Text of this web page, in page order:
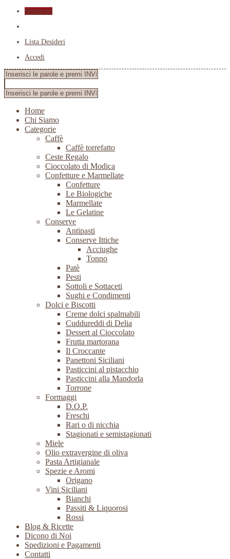
Registrati
Lista Desideri
Accedi
Home
Chi Siamo
Categorie
Caffè
Caffè torrefatto
Ceste Regalo
Cioccolato di Modica
Confetture e Marmellate
Confetture
Le Biologiche
Marmellate
Le Gelatine
Conserve
Antipasti
Conserve Ittiche
Acciughe
Tonno
Patè
Pesti
Sottoli e Sottaceti
Sughi e Condimenti
Dolci e Biscotti
Creme dolci spalmabili
Cuddureddi di Delia
Dessert al Cioccolato
Frutta martorana
Il Croccante
Panettoni Siciliani
Pasticcini al pistacchio
Pasticcini alla Mandorla
Torrone
Formaggi
D.O.P.
Freschi
Rari o di nicchia
Stagionati e semistagionati
Miele
Olio extravergine di oliva
Pasta Artigianale
Spezie e Aromi
Origano
Vini Siciliani
Bianchi
Passiti & Liquorosi
Rossi
Blog & Ricette
Dicono di Noi
Spedizioni e Pagamenti
Contatti